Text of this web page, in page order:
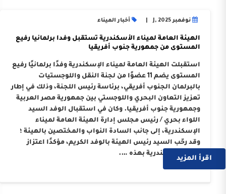
نوفمبر J, 2025 أخبار الميناء
الهيئة العامة لميناء الأسكندرية تستقبل وفدا برلمانيا رفيع
المستوى من جمهورية جنوب أفريقيا
استقبلت الهيئة العامة لميناء الإسكندرية وفدًا برلمانيًا رفيع
المستوى يضم 11 عضوًا من لجنة النقل واللوجستيات
بالبرلمان الجنوب أفريقي، برئاسة رئيس اللجنة، وذلك في إطار
تعزيز التعاون البحري واللوجستي بين جمهورية مصر العربية
وجمهورية جنوب أفريقيا. وكان في استقبال الوفد السيد
اللواء بحري / رئيس مجلس إدارة الهيئة العامة لميناء
الإسكندرية، إلى جانب السادة النواب والمختصين بالهيئة ؛
وقد رحّب السيد رئيس الهيئة بالوفد الكريم، مؤكدًا اعتزاز
ميناء الإسكندرية بهذه ….
اقرأ المزيد